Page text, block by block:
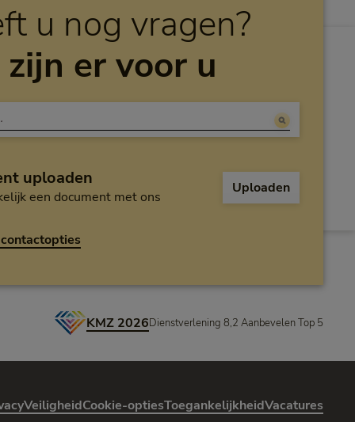
u nog vragen?
er voor u
uploaden
een document met ons
Uploaden
KMZ 2026Dienstverlening 8,2 Aanbevelen Top 5
VeiligheidCookie-optiesToegankelijkheidVacatures